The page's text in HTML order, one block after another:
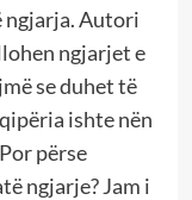
ngjarja. Autori
ngjarjet e
se duhet të
ishte nën
përse
ngjarje? Jam i